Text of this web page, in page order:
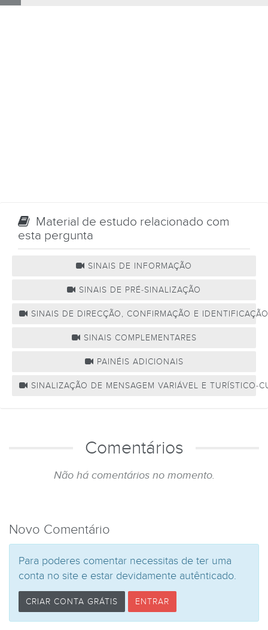
Material de estudo relacionado com
esta pergunta
SINAIS DE INFORMAÇÃO
SINAIS DE PRÉ-SINALIZAÇÃO
SINAIS DE DIRECÇÃO, CONFIRMAÇÃO E IDENTIFICAÇÃO
SINAIS COMPLEMENTARES
PAINÉIS ADICIONAIS
SINALIZAÇÃO DE MENSAGEM VARIÁVEL E TURÍSTICO-
Comentários
Não há comentários no momento.
Novo Comentário
Para poderes comentar necessitas de ter uma
conta no site e estar devidamente autênticado.
CRIAR CONTA GRÁTIS ENTRAR